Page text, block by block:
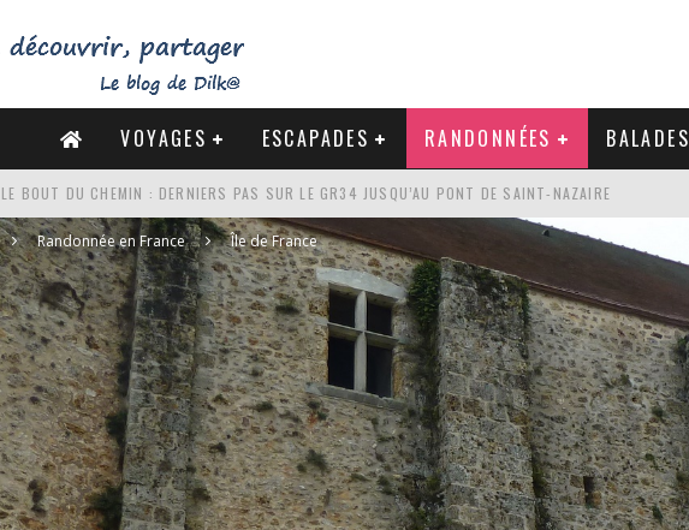
VOYAGES ESCAPADES RANDONNÉES BALADES
LE BOUT DU CHEMIN : DERNIERS PAS SUR LE GR34 JUSQU’AU PONT DE SAINT-NAZAIRE
DE LA CÔTE SAUVAGE À LA BAIE DE LA BAULE
DES MARAIS SALANTS DE GUÉRANDE À LA CÔTE SAUVAGE DU CROISIC
DU MONT SAINT-MICHEL À SAINT-NAZAIRE : PAS À PAS VERS MES RACINES
Randonnée en France Île de France